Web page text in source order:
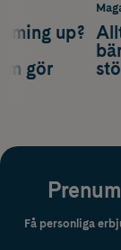
up?
gör
Få personliga